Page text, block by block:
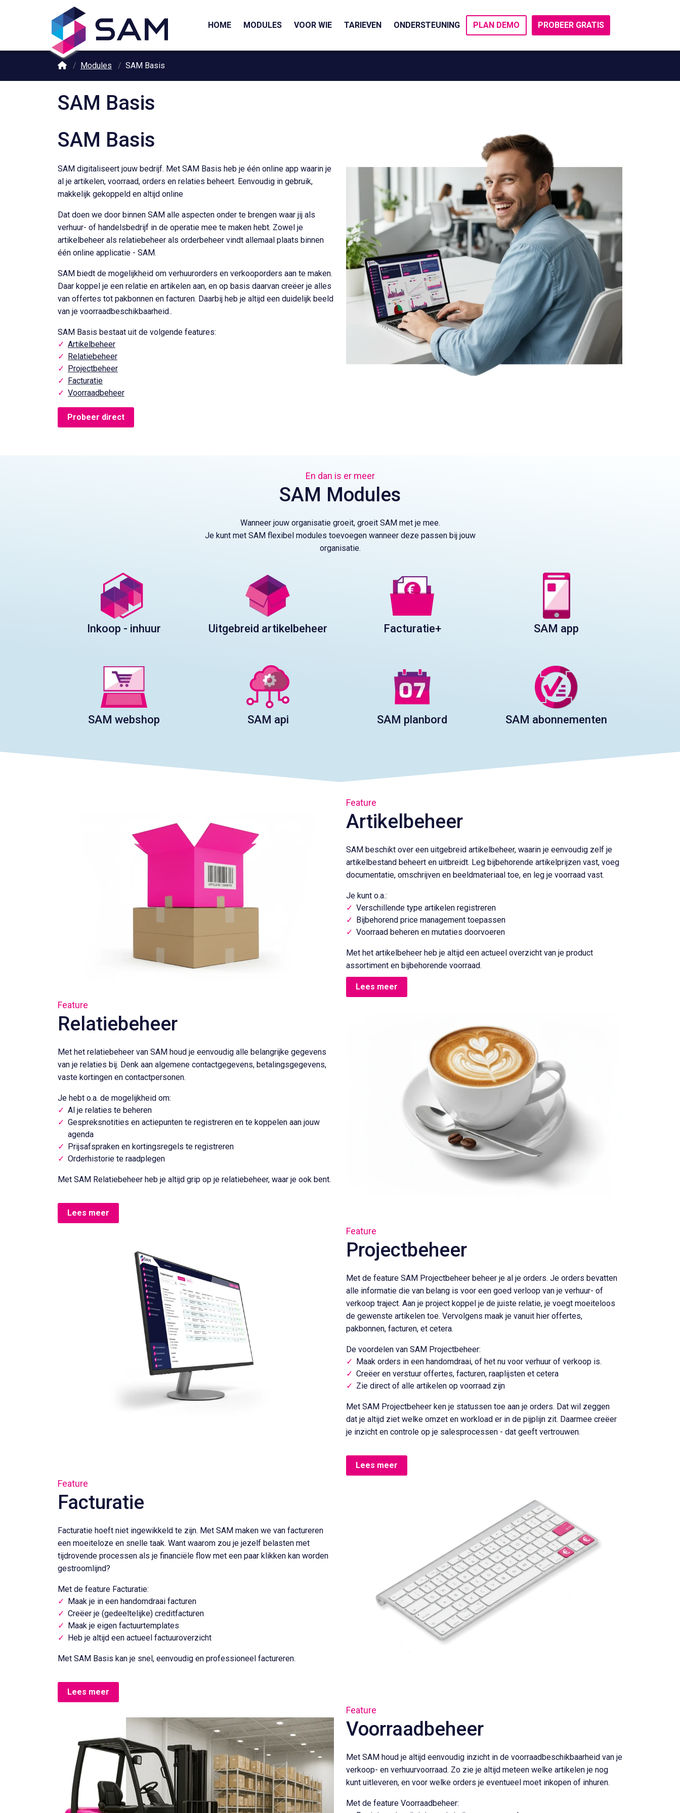
HOME MODULES VOOR WIE TARIEVEN ONDERSTEUNING PLAN DEMO PROBEER GRATIS
Modules SAM Basis
SAM Basis
SAM Basis
SAM digitaliseert jouw bedrijf. Met SAM Basis heb je één online app waarin je
al je artikelen, voorraad, orders en relaties beheert. Eenvoudig in gebruik,
makkelijk gekoppeld en altijd online
Dat doen we door binnen SAM alle aspecten onder te brengen waar jij als
verhuur- of handelsbedrijf in de operatie mee te maken hebt. Zowel je
artikelbeheer als relatiebeheer als orderbeheer vindt allemaal plaats binnen
één online applicatie - SAM.
SAM biedt de mogelijkheid om verhuurorders en verkooporders aan te maken.
Daar koppel je een relatie en artikelen aan, en op basis daarvan creëer je alles
van offertes tot pakbonnen en facturen. Daarbij heb je altijd een duidelijk beeld
van je voorraadbeschikbaarheid..
SAM Basis bestaat uit de volgende features:
Artikelbeheer
Relatiebeheer
Projectbeheer
Facturatie
Voorraadbeheer
Probeer direct
SAM Modules
En dan is er meer
Wanneer jouw organisatie groeit, groeit SAM met je mee.
Je kunt met SAM flexibel modules toevoegen wanneer deze passen bij jouw
organisatie.
Inkoop - inhuur Uitgebreid artikelbeheer Facturatie+ SAM app
SAM webshop SAM api SAM planbord SAM abonnementen
Artikelbeheer
Feature
SAM beschikt over een uitgebreid artikelbeheer, waarin je eenvoudig zelf je
artikelbestand beheert en uitbreidt. Leg bijbehorende artikelprijzen vast, voeg
documentatie, omschrijven en beeldmateriaal toe, en leg je voorraad vast.
Je kunt o.a.:
Verschillende type artikelen registreren
Bijbehorend price management toepassen
Voorraad beheren en mutaties doorvoeren
Met het artikelbeheer heb je altijd een actueel overzicht van je product
assortiment en bijbehorende voorraad.
Lees meer
Relatiebeheer
Feature
Met het relatiebeheer van SAM houd je eenvoudig alle belangrijke gegevens
van je relaties bij. Denk aan algemene contactgegevens, betalingsgegevens,
vaste kortingen en contactpersonen.
Je hebt o.a. de mogelijkheid om:
Al je relaties te beheren
Gespreksnotities en actiepunten te registreren en te koppelen aan jouw
agenda
Prijsafspraken en kortingsregels te registreren
Orderhistorie te raadplegen
Met SAM Relatiebeheer heb je altijd grip op je relatiebeheer, waar je ook bent.
Lees meer
Projectbeheer
Feature
Met de feature SAM Projectbeheer beheer je al je orders. Je orders bevatten
alle informatie die van belang is voor een goed verloop van je verhuur- of
verkoop traject. Aan je project koppel je de juiste relatie, je voegt moeiteloos
de gewenste artikelen toe. Vervolgens maak je vanuit hier offertes,
pakbonnen, facturen, et cetera.
De voordelen van SAM Projectbeheer:
Maak orders in een handomdraai, of het nu voor verhuur of verkoop is.
Creëer en verstuur offertes, facturen, raaplijsten et cetera
Zie direct of alle artikelen op voorraad zijn
Met SAM Projectbeheer ken je statussen toe aan je orders. Dat wil zeggen
dat je altijd ziet welke omzet en workload er in de pijplijn zit. Daarmee creëer
je inzicht en controle op je salesprocessen - dat geeft vertrouwen.
Lees meer
Facturatie
Feature
Facturatie hoeft niet ingewikkeld te zijn. Met SAM maken we van factureren
een moeiteloze en snelle taak. Want waarom zou je jezelf belasten met
tijdrovende processen als je financiële flow met een paar klikken kan worden
gestroomlijnd?
Met de feature Facturatie:
Maak je in een handomdraai facturen
Creëer je (gedeeltelijke) creditfacturen
Maak je eigen factuurtemplates
Heb je altijd een actueel factuuroverzicht
Met SAM Basis kan je snel, eenvoudig en professioneel factureren.
Lees meer
Voorraadbeheer
Feature
Met SAM houd je altijd eenvoudig inzicht in de voorraadbeschikbaarheid van je
verkoop- en verhuurvoorraad. Zo zie je altijd meteen welke artikelen je nog
kunt uitleveren, en voor welke orders je eventueel moet inkopen of inhuren.
Met de feature Voorraadbeheer: